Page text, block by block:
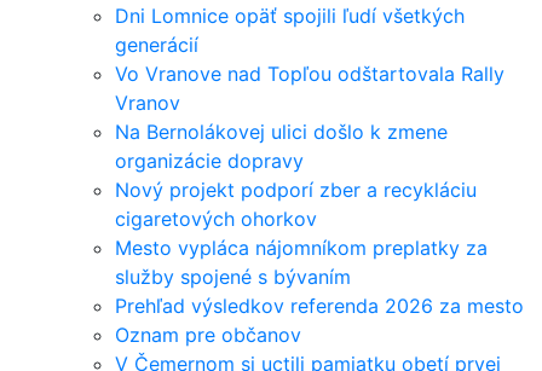
Dni Lomnice opäť spojili ľudí všetkých
generácií
Vo Vranove nad Topľou odštartovala Rally
Vranov
Na Bernolákovej ulici došlo k zmene
organizácie dopravy
Nový projekt podporí zber a recykláciu
cigaretových ohorkov
Mesto vypláca nájomníkom preplatky za
služby spojené s bývaním
Prehľad výsledkov referenda 2026 za mesto
Oznam pre občanov
V Čemernom si uctili pamiatku obetí prvej